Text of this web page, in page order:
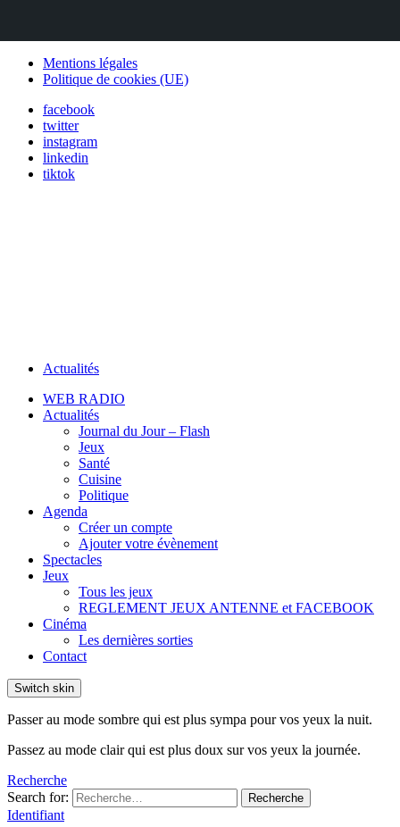
Mentions légales
Politique de cookies (UE)
facebook
twitter
instagram
linkedin
tiktok
Actualités
WEB RADIO
Actualités
Journal du Jour – Flash
Jeux
Santé
Cuisine
Politique
Agenda
Créer un compte
Ajouter votre évènement
Spectacles
Jeux
Tous les jeux
REGLEMENT JEUX ANTENNE et FACEBOOK
Cinéma
Les dernières sorties
Contact
Switch skin
Passer au mode sombre qui est plus sympa pour vos yeux la nuit.
Passez au mode clair qui est plus doux sur vos yeux la journée.
Recherche
Search for:
Recherche
Identifiant